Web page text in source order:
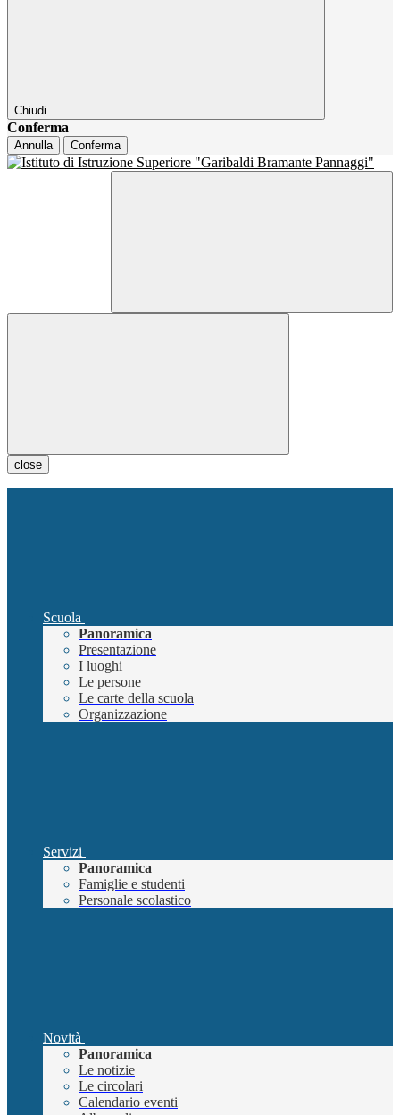
Chiudi
Conferma
Annulla Conferma
close
Scuola
Panoramica
Presentazione
I luoghi
Le persone
Le carte della scuola
Organizzazione
Servizi
Panoramica
Famiglie e studenti
Personale scolastico
Novità
Panoramica
Le notizie
Le circolari
Calendario eventi